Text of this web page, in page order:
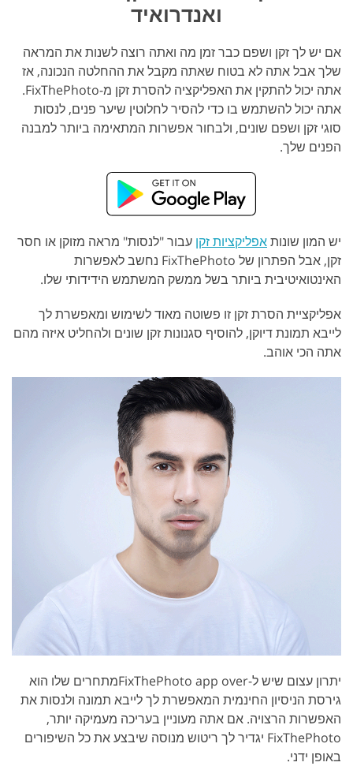
ואנדרואיד
אם יש לך זקן ושפם כבר זמן מה ואתה רוצה לשנות את המראה
שלך אבל אתה לא בטוח שאתה מקבל את ההחלטה הנכונה, אז
אתה יכול להתקין את האפליקציה להסרת זקן מ-FixThePhoto.
אתה יכול להשתמש בו כדי להסיר לחלוטין שיער פנים, לנסות
סוגי זקן ושפם שונים, ולבחור אפשרות המתאימה ביותר למבנה
הפנים שלך.
יש המון שונותאפליקציות זקן עבור "לנסות" מראה מזוקן או חסר
זקן, אבל הפתרון של FixThePhoto נחשב לאפשרות
האינטואיטיבית ביותר בשל ממשק המשתמש הידידותי שלו.
אפליקציית הסרת זקן זו פשוטה מאוד לשימוש ומאפשרת לך
לייבא תמונת דיוקן, להוסיף סגנונות זקן שונים ולהחליט איזה מהם
אתה הכי אוהב.
יתרון עצום שיש ל-FixThePhoto app overמתחרים שלו הוא
גירסת הניסיון החינמית המאפשרת לך לייבא תמונה ולנסות את
האפשרות הרצויה. אם אתה מעוניין בעריכה מעמיקה יותר,
FixThePhoto יגדיר לך ריטוש מנוסה שיבצע את כל השיפורים
באופן ידני.